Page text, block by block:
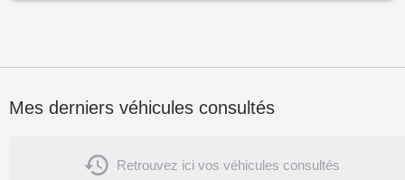
Mes derniers véhicules consultés
 Retrouvez ici vos véhicules consultés